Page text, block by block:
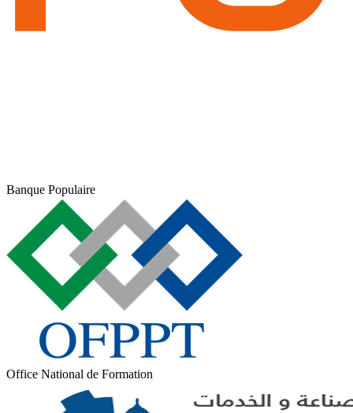
Banque Populaire
Office National de Formation